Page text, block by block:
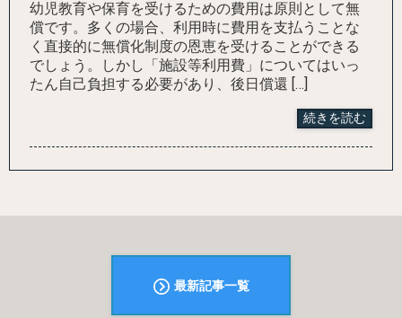
幼児教育や保育を受けるための費用は原則として無
償です。多くの場合、利用時に費用を支払うことな
く直接的に無償化制度の恩恵を受けることができる
でしょう。しかし「施設等利用費」についてはいっ
たん自己負担する必要があり、後日償還 […]
続きを読む
最新記事一覧